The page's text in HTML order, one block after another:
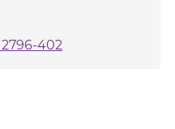
2796-402